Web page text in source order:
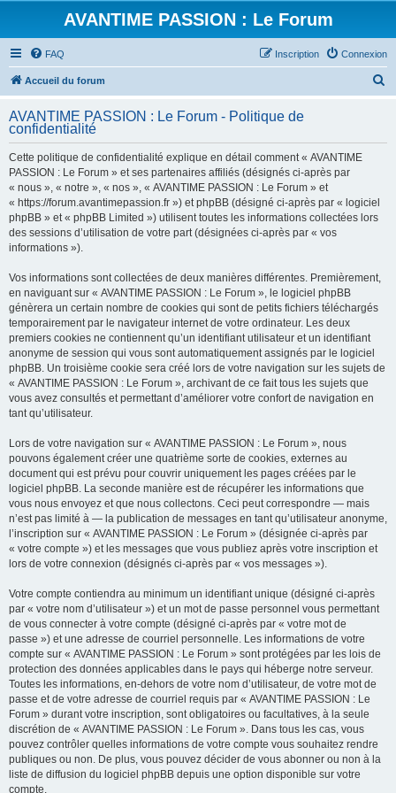
AVANTIME PASSION : Le Forum
FAQ Connexion
Inscription
Accueil du forum
h
AVANTIME PASSION : Le Forum - Politique de
confidentialité
Cette politique de confidentialité explique en détail comment « AVANTIME
PASSION : Le Forum » et ses partenaires affiliés (désignés ci-après par
« nous », « notre », « nos », « AVANTIME PASSION : Le Forum » et
« https://forum.avantimepassion.fr ») et phpBB (désigné ci-après par « logiciel
phpBB » et « phpBB Limited ») utilisent toutes les informations collectées lors
des sessions d’utilisation de votre part (désignées ci-après par « vos
informations »).
Vos informations sont collectées de deux manières différentes. Premièrement,
en naviguant sur « AVANTIME PASSION : Le Forum », le logiciel phpBB
génèrera un certain nombre de cookies qui sont de petits fichiers téléchargés
temporairement par le navigateur internet de votre ordinateur. Les deux
premiers cookies ne contiennent qu’un identifiant utilisateur et un identifiant
anonyme de session qui vous sont automatiquement assignés par le logiciel
phpBB. Un troisième cookie sera créé lors de votre navigation sur les sujets de
« AVANTIME PASSION : Le Forum », archivant de ce fait tous les sujets que
vous avez consultés et permettant d’améliorer votre confort de navigation en
tant qu’utilisateur.
Lors de votre navigation sur « AVANTIME PASSION : Le Forum », nous
pouvons également créer une quatrième sorte de cookies, externes au
document qui est prévu pour couvrir uniquement les pages créées par le
logiciel phpBB. La seconde manière est de récupérer les informations que
vous nous envoyez et que nous collectons. Ceci peut correspondre — mais
n’est pas limité à — la publication de messages en tant qu’utilisateur anonyme,
l’inscription sur « AVANTIME PASSION : Le Forum » (désignée ci-après par
« votre compte ») et les messages que vous publiez après votre inscription et
lors de votre connexion (désignés ci-après par « vos messages »).
Votre compte contiendra au minimum un identifiant unique (désigné ci-après
par « votre nom d’utilisateur ») et un mot de passe personnel vous permettant
de vous connecter à votre compte (désigné ci-après par « votre mot de
passe ») et une adresse de courriel personnelle. Les informations de votre
compte sur « AVANTIME PASSION : Le Forum » sont protégées par les lois de
protection des données applicables dans le pays qui héberge notre serveur.
Toutes les informations, en-dehors de votre nom d’utilisateur, de votre mot de
passe et de votre adresse de courriel requis par « AVANTIME PASSION : Le
Forum » durant votre inscription, sont obligatoires ou facultatives, à la seule
discrétion de « AVANTIME PASSION : Le Forum ». Dans tous les cas, vous
pouvez contrôler quelles informations de votre compte vous souhaitez rendre
publiques ou non. De plus, vous pouvez décider de vous abonner ou non à la
liste de diffusion du logiciel phpBB depuis une option disponible sur votre
compte.